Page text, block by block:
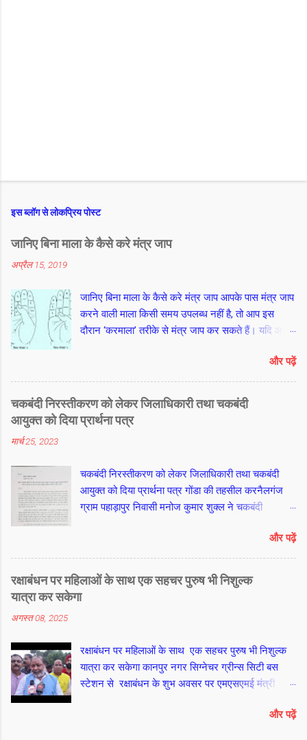
इस ब्लॉग से लोकप्रिय पोस्ट
जानिए बिना माला के कैसे करे मंत्र जाप
अप्रैल 15, 2019
जानिए बिना माला के कैसे करे मंत्र जाप आपके पास मंत्र जाप
करने वाली माला किसी समय उपलब्ध नहीं है, तो आप इस
दौरान ‘करमाला’ तरीके से मंत्र जाप कर सकते हैं। यदि आप
हैं। दाएं हाथ की अनामिका उंगुली यानी मिडिल फिंगर के बीच
के पोरुओं से शुरू कर कनिष्ठा यानी लिटिल फिंगर के पोरुओं से
होते हुए तर्जनी यानी इंडेक्स फिंगर के मूल तक के 10 पोरुओं
को गिनकर आप मंत्र जाप कर सकते हैं। अनामिका यानी
मिडिल फिंगर के बीच के शेष 2 पोरुओं को माला का सुमेरू
पोरुओं से दहाई की एक संख्या गिनें। इसके बाद दाएं हाथ के
साथ बाएं हाथ पर दहाई के दस बार मंत्र गिनने पर 100 मंत्र
संख्या पूरी हो जाती है। आखिरी आठ मंत्र जप के लिए फिर से
मध्य भाग से गिनती शुरू कर शेष 8 मंत्रों का जानप कर पूरे
108 मंत्र यानी एक माला पूरी की जा सकती है। आचार्य श्याम
जी अग्निहोत्री
और पढ़ें
चकबंदी निरस्तीकरण को लेकर जिलाधिकारी तथा चकबंदी
आयुक्त को दिया प्रार्थना पत्र
मार्च 25, 2023
चकबंदी निरस्तीकरण को लेकर जिलाधिकारी तथा चकबंदी
आयुक्त को दिया प्रार्थना पत्र गोंडा की तहसील करनैलगंज
ग्राम पहाड़ापुर निवासी मनोज कुमार शुक्ल ने चकबंदी
और पढ़ें
रक्षाबंधन पर महिलाओं के साथ एक सहचर पुरुष भी निशुल्क
यात्रा कर सकेगा
अगस्त 08, 2025
रक्षाबंधन पर महिलाओं के साथ एक सहचर पुरुष भी निशुल्क
यात्रा कर सकेगा कानपुर नगर सिग्नेचर ग्रीन्स सिटी बस
स्टेशन से रक्षाबंधन के शुभ अवसर पर एमएसएमई मंत्री
सिंह ने उत्तर प्रदेश परिवहन निगम की 101 नई बसों काऔर पढ़ें